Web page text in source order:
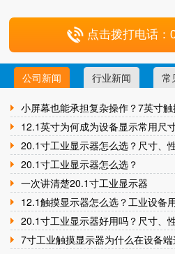
点击拨打电话：
公司新闻 行业新闻 常
小屏幕也能承担复杂操作？7英寸
与应用逻辑
12.1英寸为何成为设备显示常用尺
器应用解析
20.1寸工业显示器怎么选？尺寸、
清楚
20.1寸工业显示器怎么选？
一次讲清楚20.1寸工业显示器
12.1触摸显示器怎么选？工业设备
20.1寸工业显示器好用吗？尺寸、
析
7寸工业触摸显示器为什么在设备端